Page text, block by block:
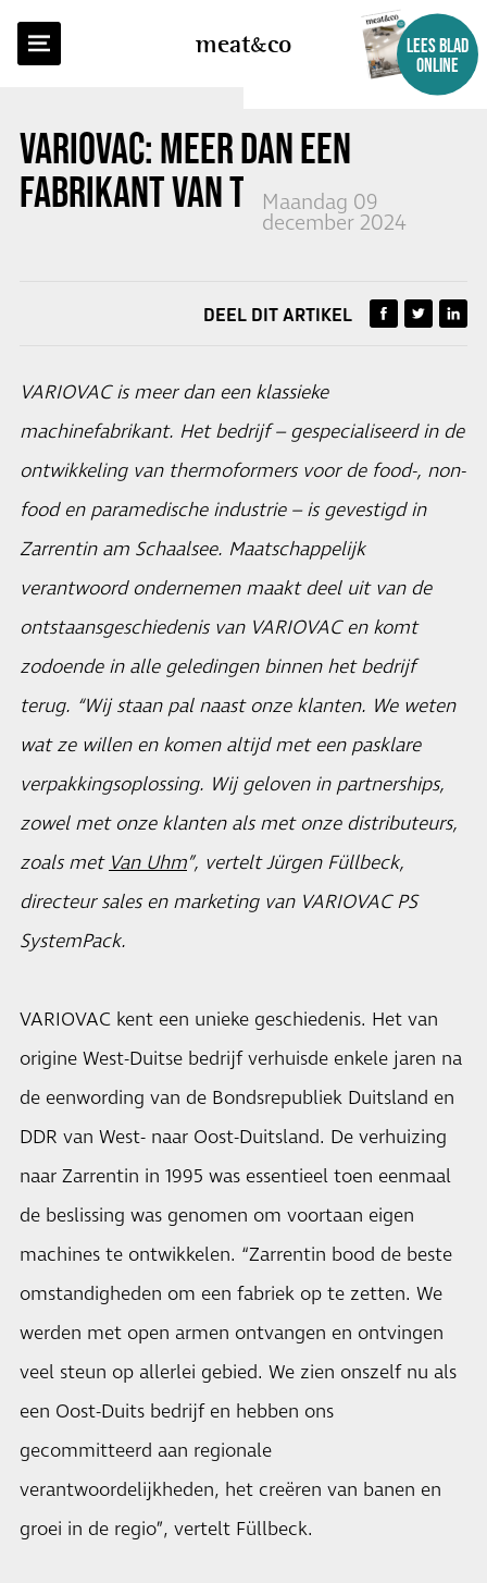
meatco
LEES BLAD
ONLINE
VARIOVAC: MEER DAN EEN
FABRIKANT VAN THERMOFORMERS
Maandag 09
december 2024
TERUG NAAR OVERZICHT
DEEL DIT ARTIKEL
VARIOVAC is meer dan een klassieke
machinefabrikant. Het bedrijf – gespecialiseerd in de
ontwikkeling van thermoformers voor de food-, non-
food en paramedische industrie – is gevestigd in
Zarrentin am Schaalsee. Maatschappelijk
verantwoord ondernemen maakt deel uit van de
ontstaansgeschiedenis van VARIOVAC en komt
zodoende in alle geledingen binnen het bedrijf
terug. “Wij staan pal naast onze klanten. We weten
wat ze willen en komen altijd met een pasklare
verpakkingsoplossing. Wij geloven in partnerships,
zowel met onze klanten als met onze distributeurs,
zoals metVan Uhm”, vertelt Jürgen Füllbeck,
directeur sales en marketing van VARIOVAC PS
SystemPack.
VARIOVAC kent een unieke geschiedenis. Het van
origine West-Duitse bedrijf verhuisde enkele jaren na
de eenwording van de Bondsrepubliek Duitsland en
DDR van West- naar Oost-Duitsland. De verhuizing
naar Zarrentin in 1995 was essentieel toen eenmaal
de beslissing was genomen om voortaan eigen
machines te ontwikkelen. “Zarrentin bood de beste
omstandigheden om een fabriek op te zetten. We
werden met open armen ontvangen en ontvingen
veel steun op allerlei gebied. We zien onszelf nu als
een Oost-Duits bedrijf en hebben ons
gecommitteerd aan regionale
verantwoordelijkheden, het creëren van banen en
groei in de regio”, vertelt Füllbeck.